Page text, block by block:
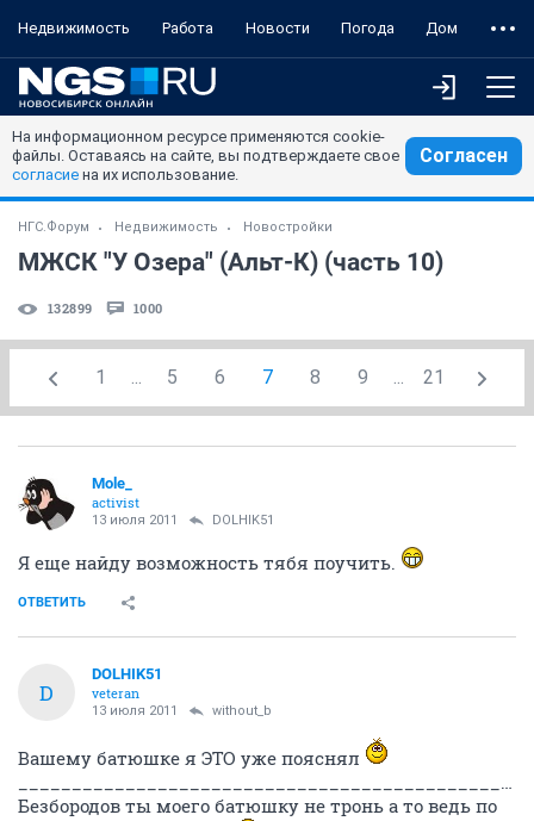
Недвижимость Работа Новости Погода Дом
На информационном ресурсе применяются cookie-
файлы. Оставаясь на сайте, вы подтверждаете свое
согласие на их использование.
Согласен
НГС.Форум Недвижимость Новостройки
МЖСК "У Озера" (Альт-К) (часть 10)
132899 1000
1 ... 5 6 7 8 9 ... 21
Mole_
activist
13 июля 2011 DOLHIK51
Я еще найду возможность тябя поучить.
ОТВЕТИТЬ
D
DOLHIK51
veteran
13 июля 2011 without_b
Вашему батюшке я ЭТО уже пояснял
Безбородов ты моего батюшку не тронь а то ведь по